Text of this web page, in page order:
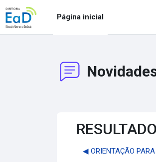
Ir para o conteúdo principal
Página inicial
◀︎ ORIENTAÇÃO